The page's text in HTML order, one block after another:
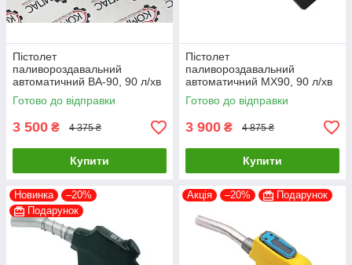
Пістолет
паливороздавальний
автоматичний BA-90, 90 л/хв
(з відсікачем)
Готово до відправки
3 500 ₴ 4 375 ₴
Купити
Пістолет
паливороздавальний
автоматичний МХ90, 90 л/хв
(з відсікачем)
Готово до відправки
3 900 ₴ 4 875 ₴
Купити
Новинка
–20%
Подарунок
Акція –20% Подарунок